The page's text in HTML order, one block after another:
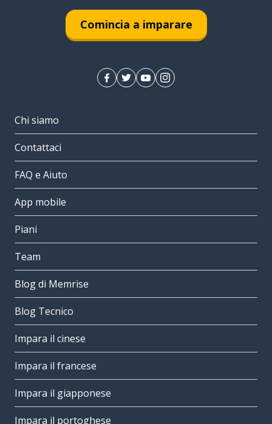
Comincia a imparare
Chi siamo
Contattaci
FAQ e Aiuto
App mobile
Piani
Team
Blog di Memrise
Blog Tecnico
Impara il cinese
Impara il francese
Impara il giapponese
Impara il portoghese